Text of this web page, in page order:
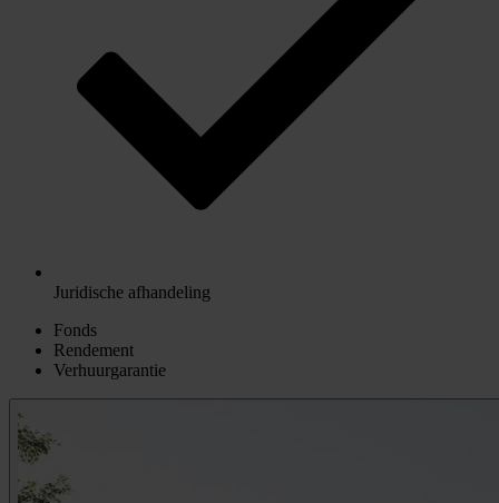
Juridische afhandeling
Fonds
Rendement
Verhuurgarantie